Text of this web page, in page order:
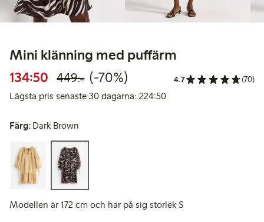
Mini klänning med puffärm
134:50 Rabatterat pris: 134,50 kr
449:-Ordinarie pris: 449,00 kr
70% rabatt
(-70%) 4.7 (70)
Lägsta pris senaste 30 dagarna: 224:50Lägsta pris senaste 30
Färg: Dark Brown
Modellen är 172 cm och har på sig storlek S